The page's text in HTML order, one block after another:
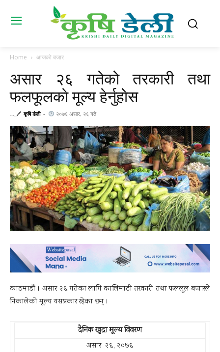
Home आजको बजार
असार २६ गतेकाे तरकारी तथा
फलफूलकाे मूल्य हेर्नुहाेस
𓂃🖊 कृषि डेली - २०७६ असार, २६ गते
काठमाडाैं । असार २६ गतेका लागि कालिमाटी तरकारी तथा फललूल बजारले
निकालेकाे मूल्य यसप्रकार रहेका छन् ।
दैनिक खुद्रा मूल्य विवरण
असार २६, २०७६